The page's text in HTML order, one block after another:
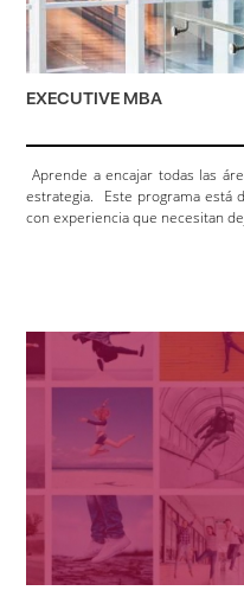
EXECUTIVE MBA
Aprende a encajar todas las
estrategia. Este programa está
con experiencia que necesitan